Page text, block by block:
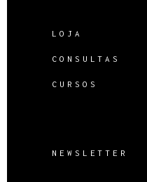
LOJA
CONSULTAS
CURSOS
NEWSLETTER